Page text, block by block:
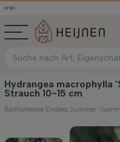
Hydrangea macrophylla
Strauch 10-15 cm
Ballhortensie Endless Summer